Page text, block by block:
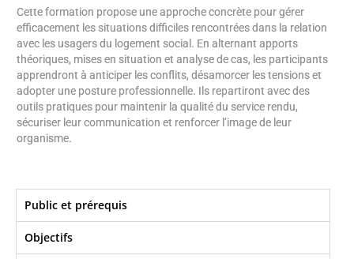
Cette formation propose une approche concrète pour gérer
efficacement les situations difficiles rencontrées dans la relation
avec les usagers du logement social. En alternant apports
théoriques, mises en situation et analyse de cas, les participants
apprendront à anticiper les conflits, désamorcer les tensions et
adopter une posture professionnelle. Ils repartiront avec des
outils pratiques pour maintenir la qualité du service rendu,
sécuriser leur communication et renforcer l’image de leur
organisme.
Public et prérequis
Objectifs​